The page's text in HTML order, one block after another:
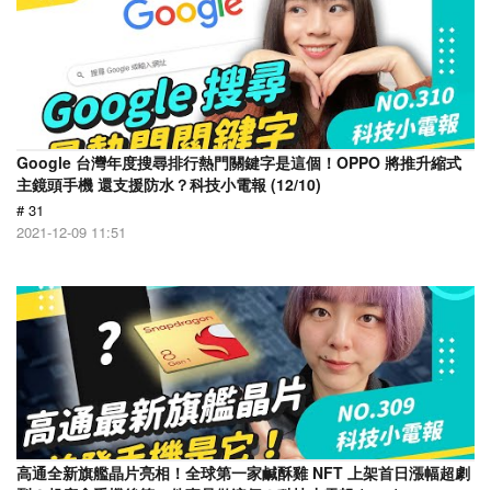
Google 台灣年度搜尋排行熱門關鍵字是這個！OPPO 將推升縮式
主鏡頭手機 還支援防水？科技小電報 (12/10)
# 31
2021-12-09 11:51
高通全新旗艦晶片亮相！全球第一家鹹酥雞 NFT 上架首日漲幅超劇